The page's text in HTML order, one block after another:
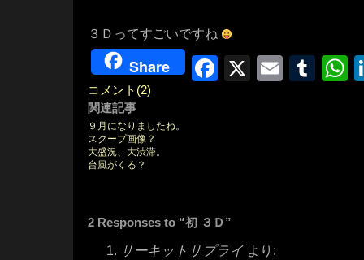
３Ｄってすごいですね
Share Facebook
X Email
コメント(2)
関連記事
９月になりましたね。
スクープ画像？
大盛況、大渋滞。
台風がくる？
2 Responses to “初 ３Ｄ”
サーキットサプライ より: